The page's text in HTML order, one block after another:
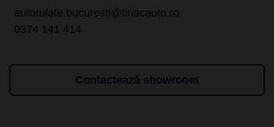
autorulate.bucuresti@tiriacauto.ro
0374 141 414
Contactează showroom